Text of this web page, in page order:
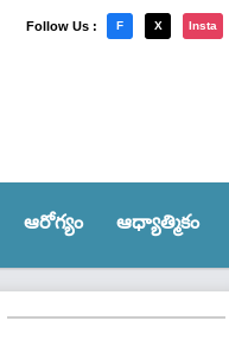
Follow Us : F X Insta
ఆరోగ్యం ఆధ్యాత్మికం